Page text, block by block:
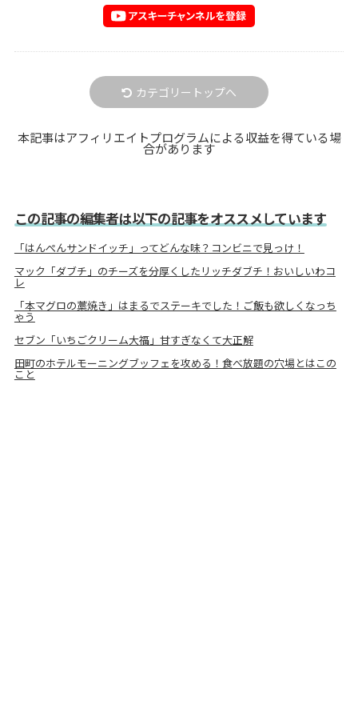
カテゴリートップへ
本記事はアフィリエイトプログラムによる収益を得ている場
合があります
この記事の編集者は以下の記事をオススメしています
「はんぺんサンドイッチ」ってどんな味？コンビニで見っけ！
マック「ダブチ」のチーズを分厚くしたリッチダブチ！おいしいわコ
レ
「本マグロの藁焼き」はまるでステーキでした！ご飯も欲しくなっち
ゃう
セブン「いちごクリーム大福」甘すぎなくて大正解
田町のホテルモーニングブッフェを攻める！食べ放題の穴場とはこの
こと